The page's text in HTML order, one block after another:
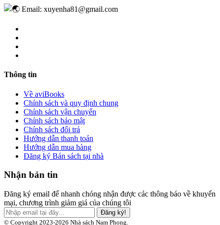
Email: xuyenha81@gmail.com
Thông tin
Về aviBooks
Chính sách và quy định chung
Chính sách vận chuyển
Chính sách bảo mật
Chính sách đổi trả
Hướng dẫn thanh toán
Hướng dẫn mua hàng
Đăng ký Bán sách tại nhà
Nhận bản tin
Đăng ký email để nhanh chóng nhận được các thông báo về khuyến
mại, chương trình giảm giá của chúng tôi
Đăng ký!
© Copyright 2023-2026 Nhà sách Nam Phong.